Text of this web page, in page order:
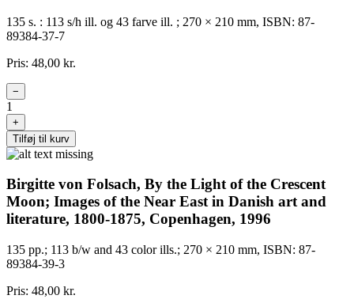
135 s. : 113 s/h ill. og 43 farve ill. ; 270 × 210 mm, ISBN: 87-
89384-37-7
Pris: 48,00 kr.
−
1
+
Tilføj til kurv
Birgitte von Folsach, By the Light of the Crescent
Moon; Images of the Near East in Danish art and
literature, 1800-1875, Copenhagen, 1996
135 pp.; 113 b/w and 43 color ills.; 270 × 210 mm, ISBN: 87-
89384-39-3
Pris: 48,00 kr.